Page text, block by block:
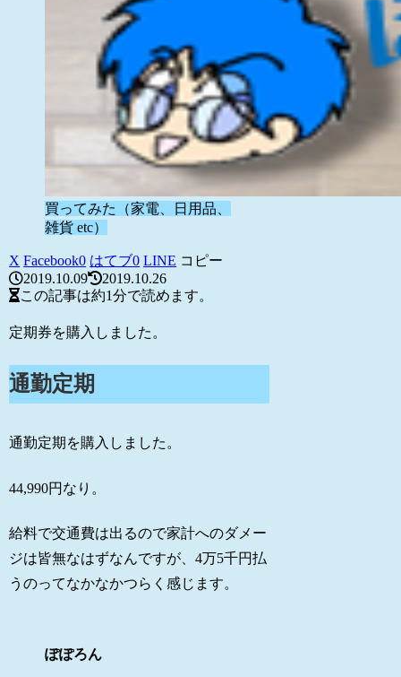
買ってみた（家電、日用品、
雑貨 etc）
X Facebook0 はてブ0 LINE コピー
2019.10.09
2019.10.26
この記事は約1分で読めます。
定期券を購入しました。
通勤定期
通勤定期を購入しました。
44,990円なり。
給料で交通費は出るので家計へのダメー
ジは皆無なはずなんですが、4万5千円払
うのってなかなかつらく感じます。
ぽぽろん